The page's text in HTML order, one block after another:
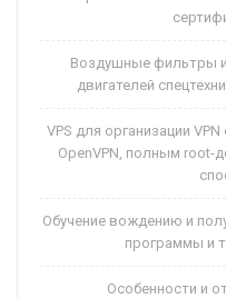
Воздушные фильтры
двигателей
VPS для организации
OpenVPN, полным root-
Обучение вождению и
программы и
Особенности и